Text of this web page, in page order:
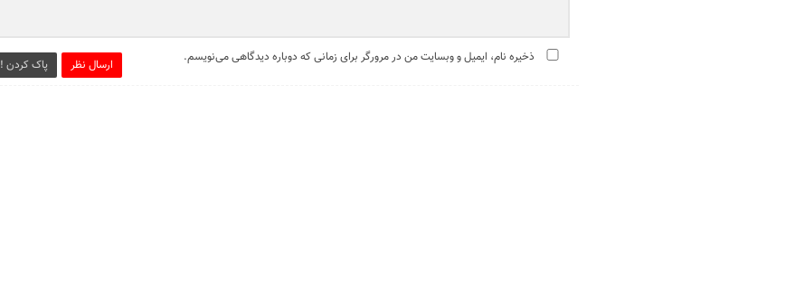
ارسال نظر پاک کردن ! ذخیره نام، ایمیل و وبسایت من در مرورگر برای زمانی که دوباره دیدگاهی می‌نویسم.